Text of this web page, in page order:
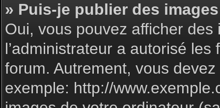
» Puis-je publier des
Oui, vous pouvez afficher
l’administrateur a autorisé
forum. Autrement, vous
exemple: http://